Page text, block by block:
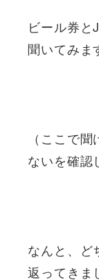
ビール券と
聞いてみま
（ここで
ないを確認
なんと、ど
返ってきま